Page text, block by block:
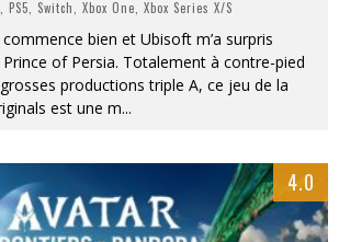
PS5 Switch Xbox One Xbox Series X/S
bien et Ubisoft m’a surpris
of Persia. Totalement à contre-pied
productions triple A, ce jeu de la
est une m...
4.0